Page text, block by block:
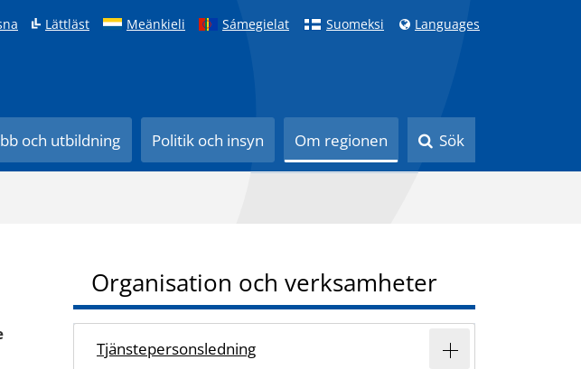
Lättläst Meänkieli Sámegielat Suomeksi Languages
och utbildning Politik och insyn Om regionen Sök
Organisation och verksamheter
Tjänstepersonsledning